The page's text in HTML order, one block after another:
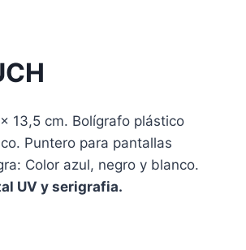
13,5 cm. Bolígrafo plástico
Puntero para pantallas
Color azul, negro y blanco.
UV y serigrafia.